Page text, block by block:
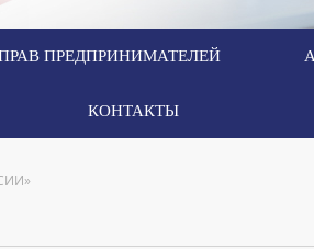
ПРЕДПРИНИМАТЕЛЕЙ
КОНТАКТЫ